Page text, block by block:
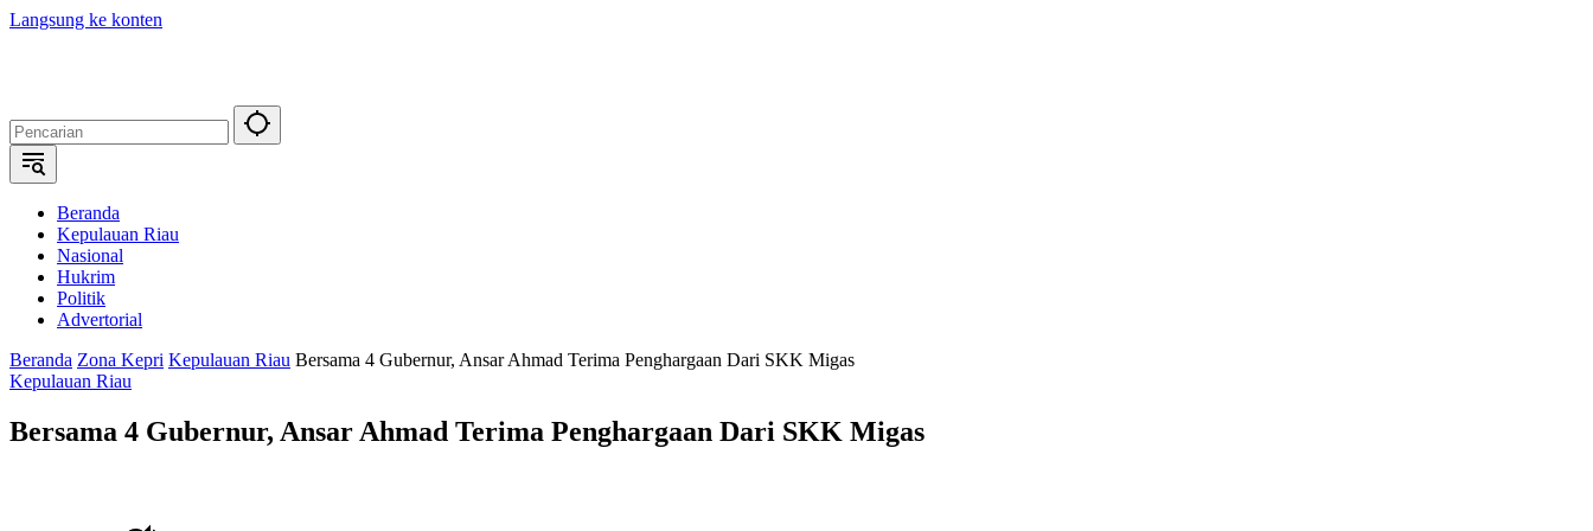
Langsung ke konten
Beranda
Kepulauan Riau
Nasional
Hukrim
Politik
Advertorial
Beranda Zona Kepri Kepulauan Riau Bersama 4 Gubernur, Ansar Ahmad Terima Penghargaan Dari SKK Migas
Kepulauan Riau
Bersama 4 Gubernur, Ansar Ahmad Terima Penghargaan Dari SKK Migas